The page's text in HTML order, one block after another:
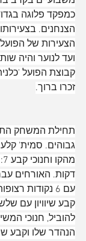
הצנחנים.
הצעירות של
ועד לנוער והיה
זכרו ברוך.
תחילת המשחק
גבוהים. סמית' קלע
דקות. האורחים
קבע שיוויון עם
להוביל, חנוכי
הנהדר שלו וקבע